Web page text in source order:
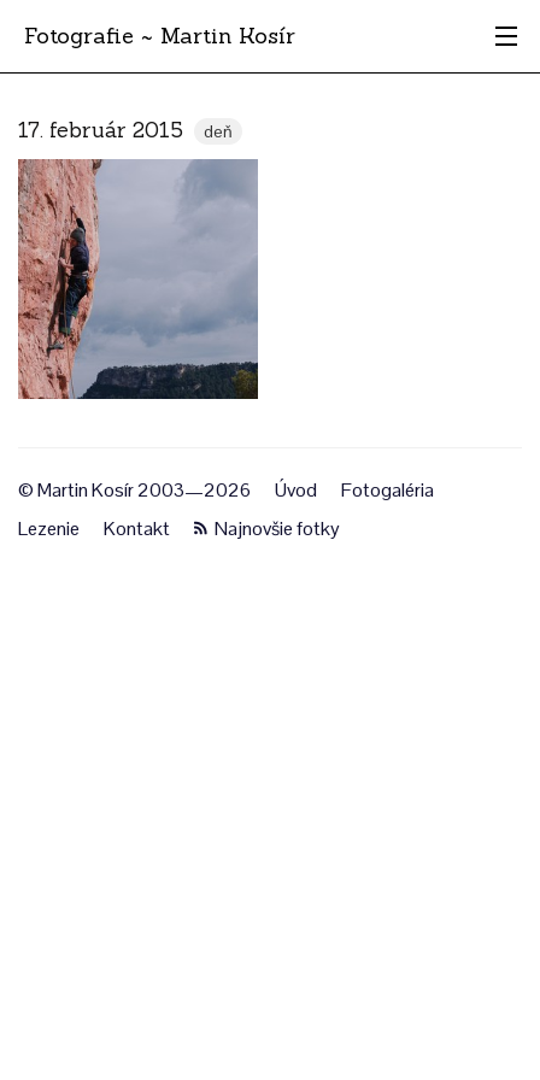
Fotografie ~ Martin Kosír
Albumy
Miesta
Archív
Vyhľadávanie
17. február 2015 deň
© Martin Kosír 2003—2026 Úvod
Fotogaléria
Lezenie
Kontakt Najnovšie fotky